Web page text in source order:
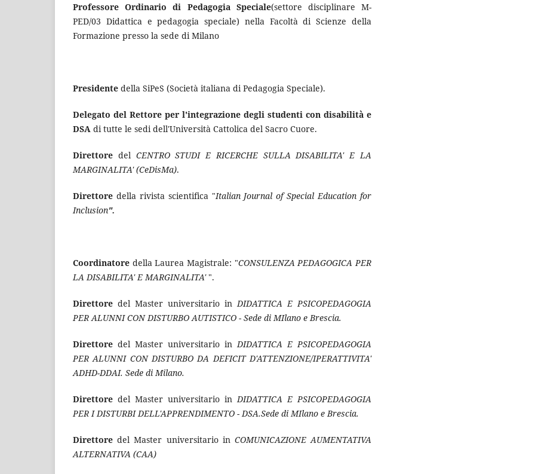
Professore Ordinario di Pedagogia Speciale(settore disciplinare M-
PED/03 Didattica e pedagogia speciale) nella Facoltà di Scienze della
Formazione presso la sede di Milano
Presidente della SiPeS (Società italiana di Pedagogia Speciale).
Delegato del Rettore per l'integrazione degli studenti con disabilità e
DSA di tutte le sedi dell'Università Cattolica del Sacro Cuore.
Direttore del CENTRO STUDI E RICERCHE SULLA DISABILITA' E LA
MARGINALITA' (CeDisMa).
Direttore della rivista scientifica "Italian Journal of Special Education for
Inclusion".
Coordinatore della Laurea Magistrale: "CONSULENZA PEDAGOGICA PER
LA DISABILITA' E MARGINALITA'".
Direttore del Master universitario inDIDATTICA E PSICOPEDAGOGIA
PER ALUNNI CON DISTURBO AUTISTICO - Sede di MIlano e Brescia.
Direttore del Master universitario inDIDATTICA E PSICOPEDAGOGIA
PER ALUNNI CON DISTURBO DA DEFICIT D'ATTENZIONE/IPERATTIVITA'
ADHD-DDAI. Sede di Milano.
Direttore del Master universitario inDIDATTICA E PSICOPEDAGOGIA
PER I DISTURBI DELL'APPRENDIMENTO - DSA.Sede di MIlano e Brescia.
Direttoredel Master universitario in COMUNICAZIONE AUMENTATIVA
ALTERNATIVA (CAA)